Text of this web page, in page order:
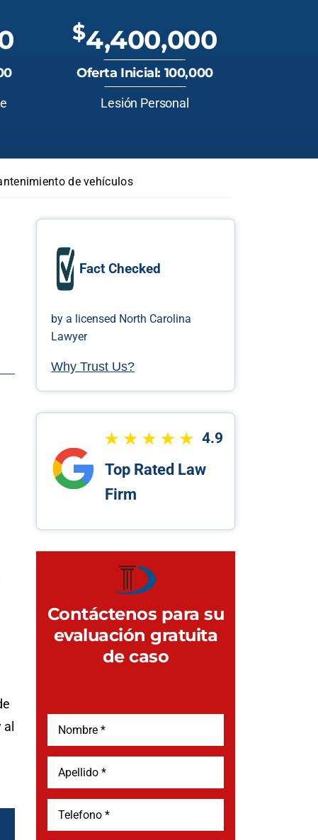
$4,400,000
Oferta Inicial: 100,000
Lesión Personal
de vehículos
Fact Checked
by a licensed North Carolina
Lawyer
Why Trust Us?
4.9
Top Rated Law
Firm
Contáctenos para su
evaluación gratuita
de caso